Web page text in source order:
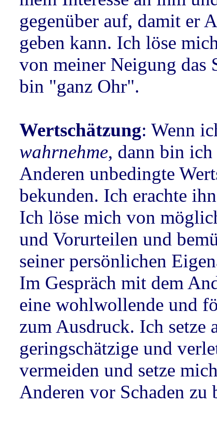
gegenüber auf, damit er
geben kann. Ich löse
von meiner Neigung das
bin "ganz Ohr".
Wertschätzung: Wenn
wahrnehme, dann bin
Anderen unbedingte
bekunden. Ich erachte
Ich löse mich von
und Vorurteilen und
seiner persönlichen
Im Gespräch mit dem
eine wohlwollende und
zum Ausdruck. Ich setze
geringschätzige und
vermeiden und setze
Anderen vor Schaden zu